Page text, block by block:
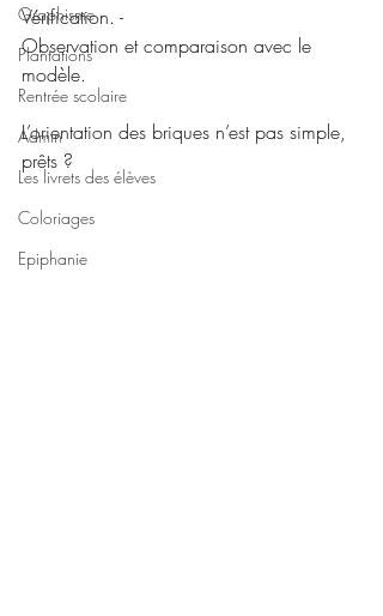
Graphisme
Plantations
Rentrée scolaire
Admin
Les livrets des élèves
Coloriages
Epiphanie
Vérification. -
Observation et comparaison avec le
modèle.
L’orientation des briques n’est pas simple,
prêts ?